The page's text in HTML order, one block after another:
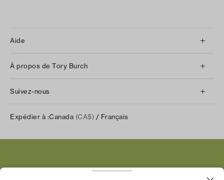
Aide
Retours et échanges
Expédition et livraison
À propos de Tory Burch
Carrières
Suivez-nous
Facebook
Pinterest
Expédier à :Canada (CA$) / Français